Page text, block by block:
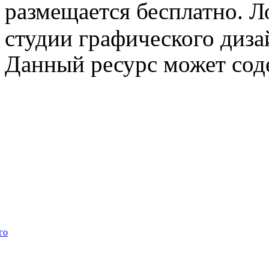
размещается бесплатно.
студии графического
Данный ресурс может